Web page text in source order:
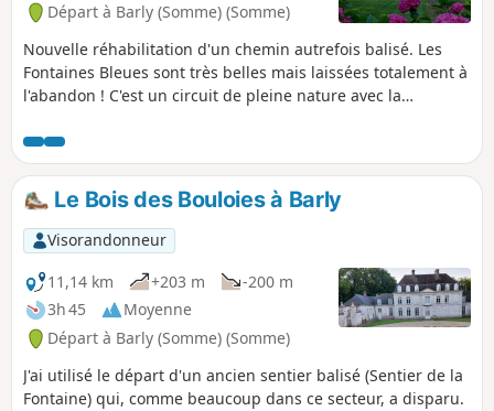
Départ à Barly (Somme) (Somme)
Nouvelle réhabilitation d'un chemin autrefois balisé. Les
Fontaines Bleues sont très belles mais laissées totalement à
l'abandon ! C'est un circuit de pleine nature avec la
rando "le Bois des Bouloies". Au point (7), en virant à
gauche, on se retrouve sur ce parcours (vers le lieu-dit les
Tilleuls : point (3). Le total doit alors faire environ 24 km.
Le Bois des Bouloies à Barly
Visorandonneur
11,14 km
+203 m
-200 m
3h 45
Moyenne
Départ à Barly (Somme) (Somme)
J'ai utilisé le départ d'un ancien sentier balisé (Sentier de la
Fontaine) qui, comme beaucoup dans ce secteur, a disparu.